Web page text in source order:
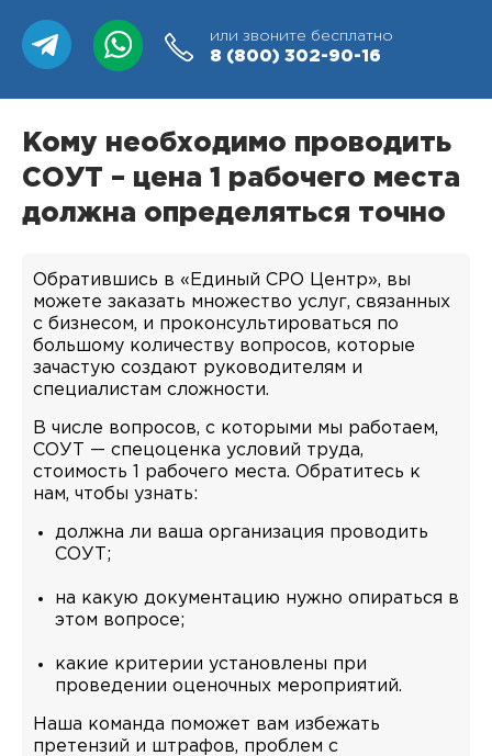
или звоните бесплатно
8 (800) 302-90-16
Кому необходимо проводить
СОУТ – цена 1 рабочего места
должна определяться точно
Обратившись в «Единый СРО Центр», вы
можете заказать множество услуг, связанных
с бизнесом, и проконсультироваться по
большому количеству вопросов, которые
зачастую создают руководителям и
специалистам сложности.
В числе вопросов, с которыми мы работаем,
СОУТ — спецоценка условий труда,
стоимость 1 рабочего места. Обратитесь к
нам, чтобы узнать:
должна ли ваша организация проводить
СОУТ;
на какую документацию нужно опираться в
этом вопросе;
какие критерии установлены при
проведении оценочных мероприятий.
Наша команда поможет вам избежать
претензий и штрафов, проблем с